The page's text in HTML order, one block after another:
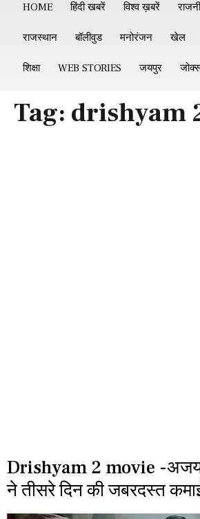
HOME हिंदी खबरें विश्व ख़बरें
राजस्थान बॉलीवुड मनोरंजन खेल
शिक्षा WEB STORIES जयपुर
Tag: drishyam
Drishyam 2 movie -
ने तीसरे दिन की जबरदस्त